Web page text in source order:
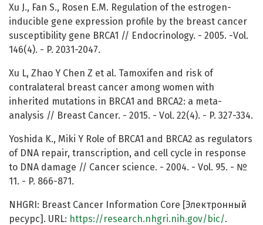
Xu J., Fan S., Rosen E.M. Regulation of the estrogen-
inducible gene expression profile by the breast cancer
susceptibility gene BRCA1 // Endocrinology. - 2005. -Vol.
146(4). - P. 2031-2047.
Xu L, Zhao Y Chen Z et al. Tamoxifen and risk of
contralateral breast cancer among women with
inherited mutations in BRCA1 and BRCA2: a meta-
analysis // Breast Cancer. - 2015. - Vol. 22(4). - P. 327-334.
Yoshida K., Miki Y Role of BRCA1 and BRCA2 as regulators
of DNA repair, transcription, and cell cycle in response
to DNA damage // Cancer science. - 2004. - Vol. 95. - №
11. - P. 866-871.
NHGRI: Breast Cancer Information Core [Электронный
ресурс]. URL: https://research.nhgri.nih.gov/bic/.